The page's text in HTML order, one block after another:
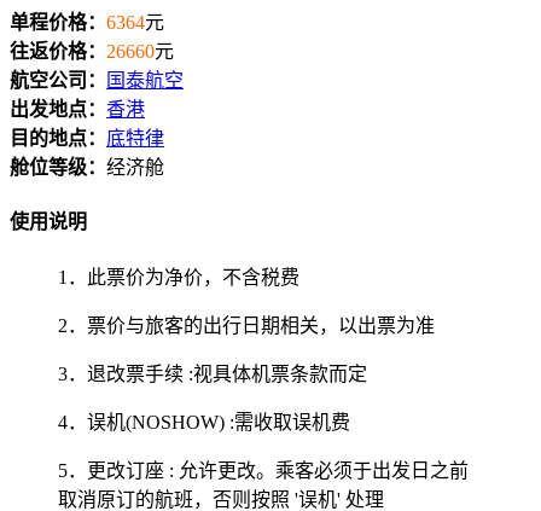
单程价格： 6364元
往返价格： 26660元
航空公司：
国泰航空
出发地点： 香港
目的地点： 底特律
舱位等级： 经济舱
使用说明
1．此票价为净价，不含税费
2．票价与旅客的出行日期相关，以出票为准
3．退改票手续 :视具体机票条款而定
4．误机(NOSHOW) :需收取误机费
5．更改订座 : 允许更改。乘客必须于出发日之前
取消原订的航班，否则按照 '误机' 处理